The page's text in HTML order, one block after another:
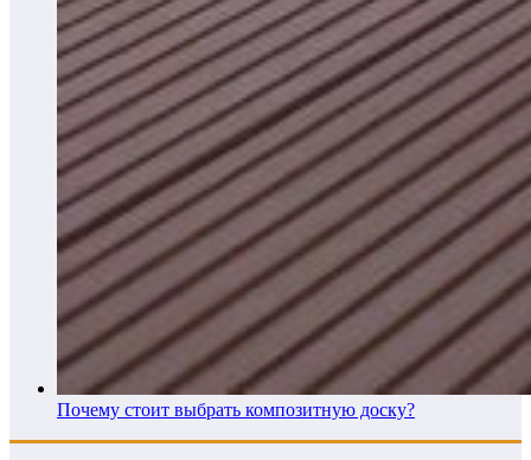
Почему стоит выбрать композитную доску?